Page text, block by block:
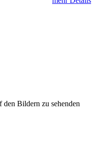
den Bildern zu sehenden